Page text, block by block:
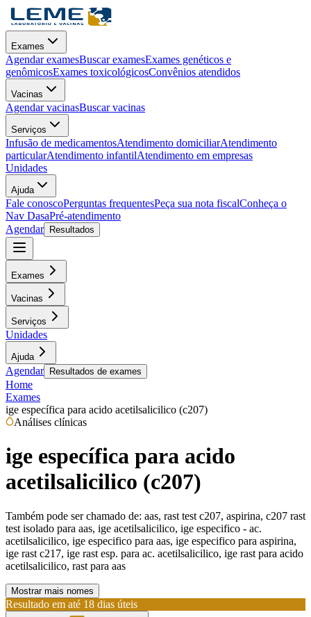
Exames
Agendar examesBuscar examesExames genéticos e
genômicosExames toxicológicosConvênios atendidos
Vacinas
Agendar vacinasBuscar vacinas
Serviços
Infusão de medicamentosAtendimento domiciliarAtendimento
particularAtendimento infantilAtendimento em empresas
Unidades
Ajuda
Fale conoscoPerguntas frequentesPeça sua nota fiscalConheça o
Nav DasaPré-atendimento
Agendar
Resultados
Exames
Vacinas
Serviços
Unidades
Ajuda
Agendar Resultados de exames
Home
Exames
ige específica para acido acetilsalicilico (c207)
Análises clínicas
ige específica para acido
acetilsalicilico (c207)
Também pode ser chamado de: aas, rast test c207, aspirina, c207 rast
test isolado para aas, ige acetilsalicilico, ige especifico - ac.
acetilsalicilico, ige especifico para aas, ige especifico para aspirina,
ige rast c217, ige rast esp. para ac. acetilsalicilico, ige rast para acido
acetilsalicilico, rast para aas
Mostrar mais nomes
Resultado em até 18 dias úteis